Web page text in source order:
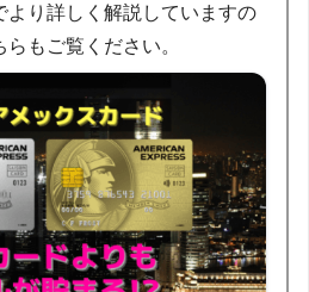
より詳しく解説していますの
もご覧ください。